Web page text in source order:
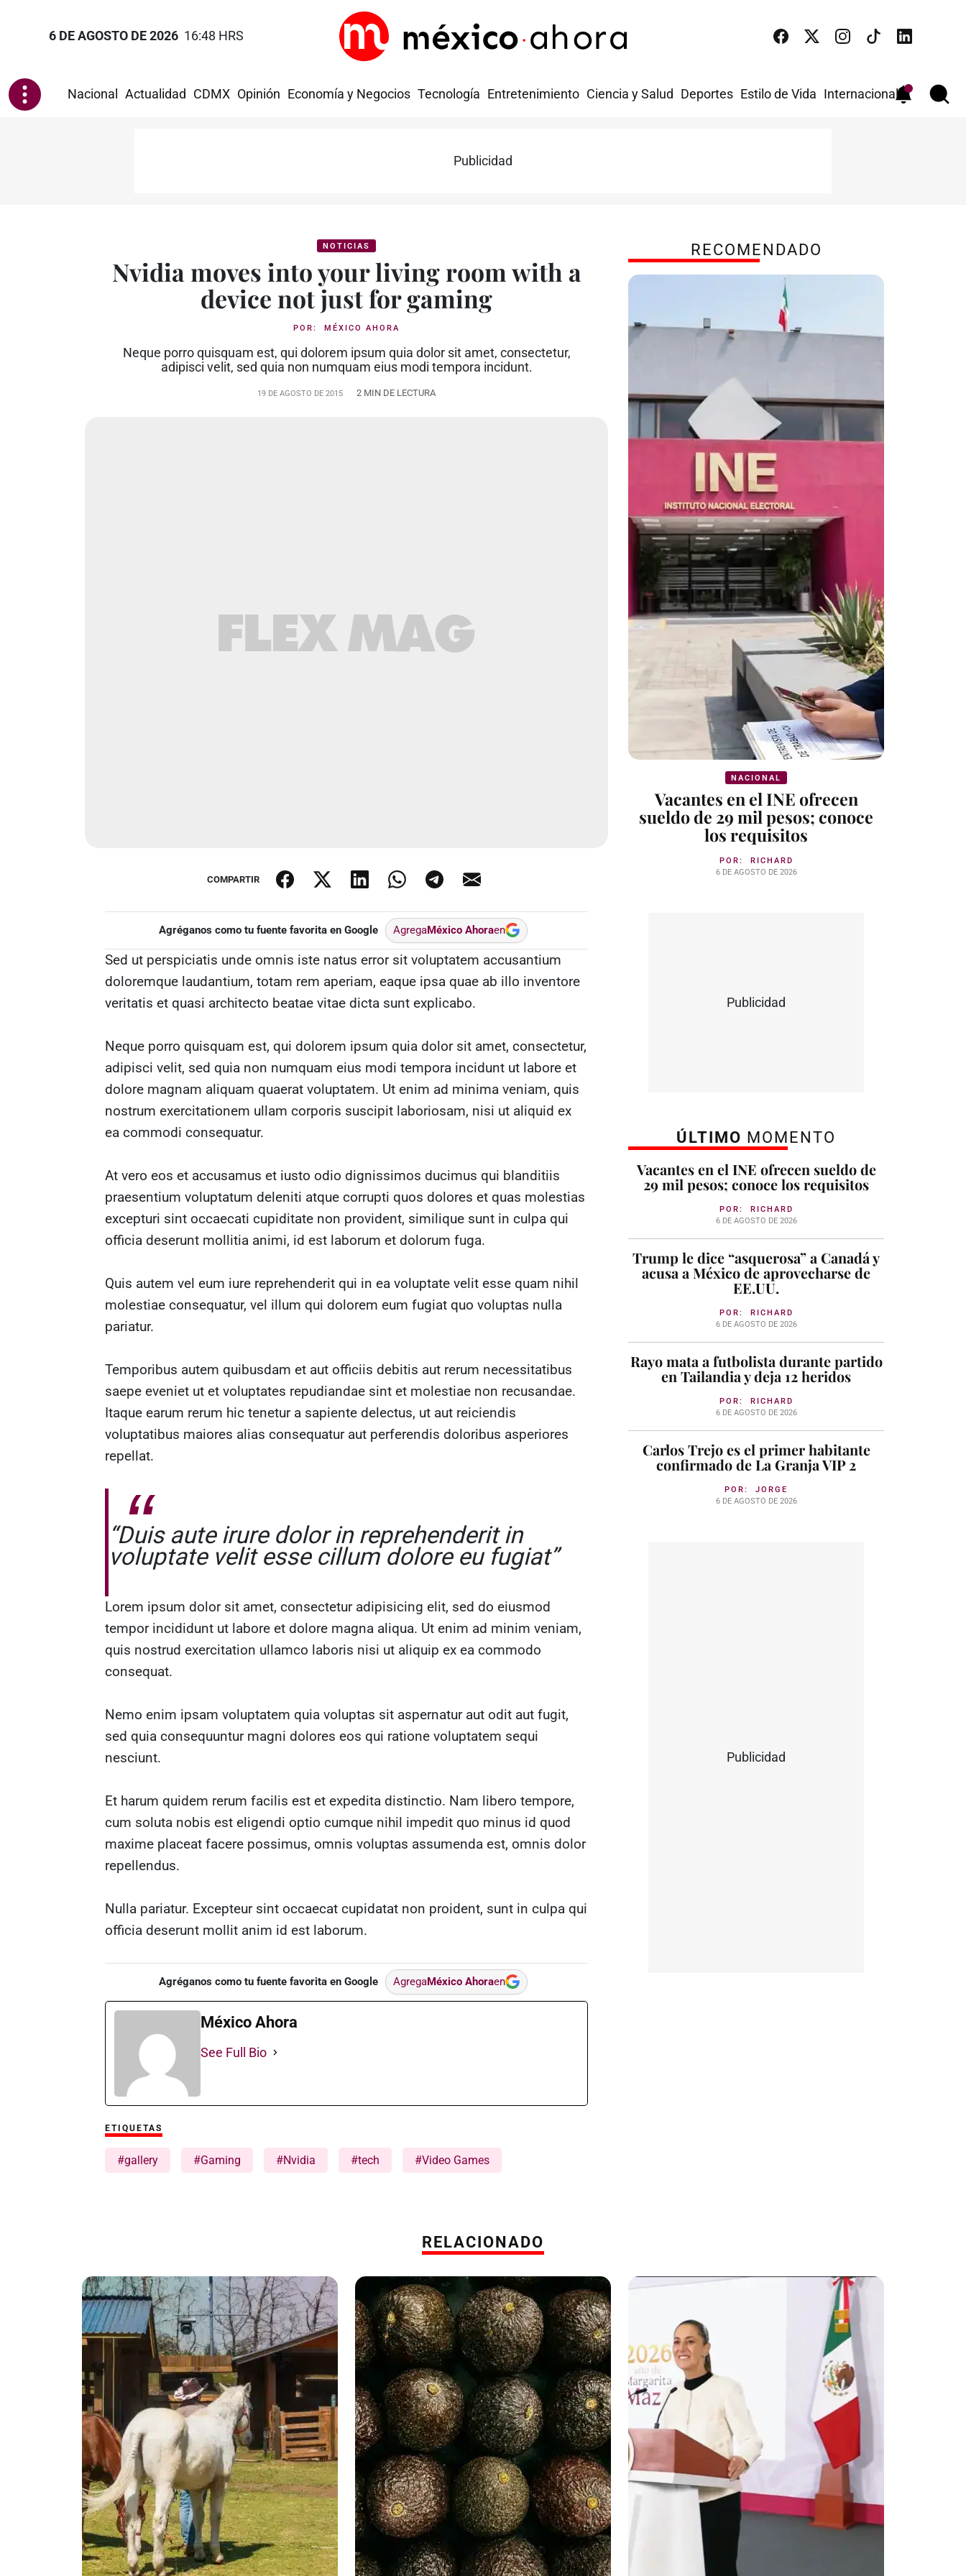
6 DE AGOSTO DE 2026 16:48 HRS
Nacional Actualidad CDMX Opinión Economía y Negocios Tecnología Entretenimiento Ciencia y Salud Deportes Estilo de Vida Internacional
Publicidad
NOTICIAS
Nvidia moves into your living room with a
device not just for gaming
POR: MÉXICO AHORA
Neque porro quisquam est, qui dolorem ipsum quia dolor sit amet, consectetur,
adipisci velit, sed quia non numquam eius modi tempora incidunt.
19 DE AGOSTO DE 2015 2 MIN DE LECTURA
COMPARTIR
Agréganos como tu fuente favorita en Google AgregaMéxico Ahoraen
Sed ut perspiciatis unde omnis iste natus error sit voluptatem accusantium
doloremque laudantium, totam rem aperiam, eaque ipsa quae ab illo inventore
veritatis et quasi architecto beatae vitae dicta sunt explicabo.
Neque porro quisquam est, qui dolorem ipsum quia dolor sit amet, consectetur,
adipisci velit, sed quia non numquam eius modi tempora incidunt ut labore et
dolore magnam aliquam quaerat voluptatem. Ut enim ad minima veniam, quis
nostrum exercitationem ullam corporis suscipit laboriosam, nisi ut aliquid ex
ea commodi consequatur.
At vero eos et accusamus et iusto odio dignissimos ducimus qui blanditiis
praesentium voluptatum deleniti atque corrupti quos dolores et quas molestias
excepturi sint occaecati cupiditate non provident, similique sunt in culpa qui
officia deserunt mollitia animi, id est laborum et dolorum fuga.
Quis autem vel eum iure reprehenderit qui in ea voluptate velit esse quam nihil
molestiae consequatur, vel illum qui dolorem eum fugiat quo voluptas nulla
pariatur.
Temporibus autem quibusdam et aut officiis debitis aut rerum necessitatibus
saepe eveniet ut et voluptates repudiandae sint et molestiae non recusandae.
Itaque earum rerum hic tenetur a sapiente delectus, ut aut reiciendis
voluptatibus maiores alias consequatur aut perferendis doloribus asperiores
repellat.
“Duis aute irure dolor in reprehenderit in
voluptate velit esse cillum dolore eu fugiat”
Lorem ipsum dolor sit amet, consectetur adipisicing elit, sed do eiusmod
tempor incididunt ut labore et dolore magna aliqua. Ut enim ad minim veniam,
quis nostrud exercitation ullamco laboris nisi ut aliquip ex ea commodo
consequat.
Nemo enim ipsam voluptatem quia voluptas sit aspernatur aut odit aut fugit,
sed quia consequuntur magni dolores eos qui ratione voluptatem sequi
nesciunt.
Et harum quidem rerum facilis est et expedita distinctio. Nam libero tempore,
cum soluta nobis est eligendi optio cumque nihil impedit quo minus id quod
maxime placeat facere possimus, omnis voluptas assumenda est, omnis dolor
repellendus.
Nulla pariatur. Excepteur sint occaecat cupidatat non proident, sunt in culpa qui
officia deserunt mollit anim id est laborum.
Agréganos como tu fuente favorita en Google AgregaMéxico Ahoraen
México Ahora
See Full Bio
ETIQUETAS
#gallery #Gaming #Nvidia #tech #Video Games
RECOMENDADO
NACIONAL
Vacantes en el INE ofrecen
sueldo de 29 mil pesos; conoce
los requisitos
POR: RICHARD
6 DE AGOSTO DE 2026
Publicidad
ÚLTIMO MOMENTO
Vacantes en el INE ofrecen sueldo de
29 mil pesos; conoce los requisitos
POR: RICHARD
6 DE AGOSTO DE 2026
Trump le dice “asquerosa” a Canadá y
acusa a México de aprovecharse de
EE.UU.
POR: RICHARD
6 DE AGOSTO DE 2026
Rayo mata a futbolista durante partido
en Tailandia y deja 12 heridos
POR: RICHARD
6 DE AGOSTO DE 2026
Carlos Trejo es el primer habitante
confirmado de La Granja VIP 2
POR: JORGE
6 DE AGOSTO DE 2026
Publicidad
RELACIONADO